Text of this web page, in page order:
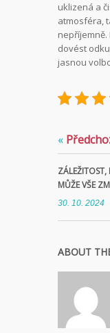
uklizená a
atmosféra,
dovést
jasnou
«
ZÁLEŽITOST,
MŮŽE VŠE
30. 10. 2024
ABOUT